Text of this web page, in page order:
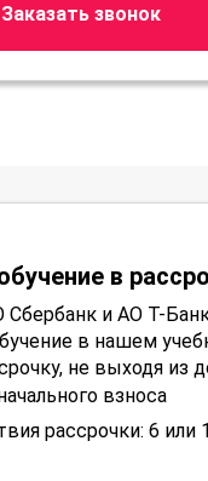
Заказать звонок
в
и АО Т-
в нашем
не выходя из
взноса
рассрочки: 6 или